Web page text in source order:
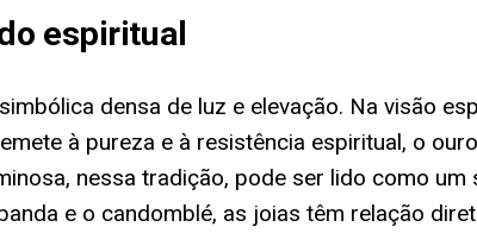
espiritual
densa de luz e elevação. Na visão
à pureza e à resistência espiritual, o
nessa tradição, pode ser lido como
e o candomblé, as joias têm relação